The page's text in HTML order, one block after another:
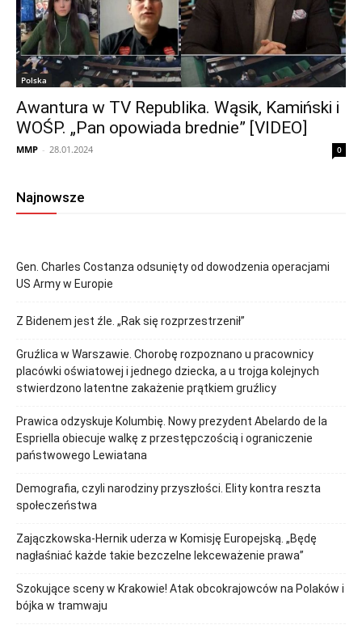
Polska
Awantura w TV Republika. Wąsik, Kamiński i
WOŚP. „Pan opowiada brednie” [VIDEO]
MMP - 28.01.2024 0
Najnowsze
Gen. Charles Costanza odsunięty od dowodzenia operacjami
US Army w Europie
Z Bidenem jest źle. „Rak się rozprzestrzenił”
Gruźlica w Warszawie. Chorobę rozpoznano u pracownicy
placówki oświatowej i jednego dziecka, a u trojga kolejnych
stwierdzono latentne zakażenie prątkiem gruźlicy
Prawica odzyskuje Kolumbię. Nowy prezydent Abelardo de la
Espriella obiecuje walkę z przestępczością i ograniczenie
państwowego Lewiatana
Demografia, czyli narodziny przyszłości. Elity kontra reszta
społeczeństwa
Zajączkowska-Hernik uderza w Komisję Europejską. „Będę
nagłaśniać każde takie bezczelne lekceważenie prawa”
Szokujące sceny w Krakowie! Atak obcokrajowców na Polaków i
bójka w tramwaju